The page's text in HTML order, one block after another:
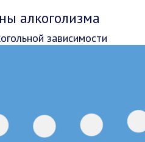
алкоголизма
зависимости